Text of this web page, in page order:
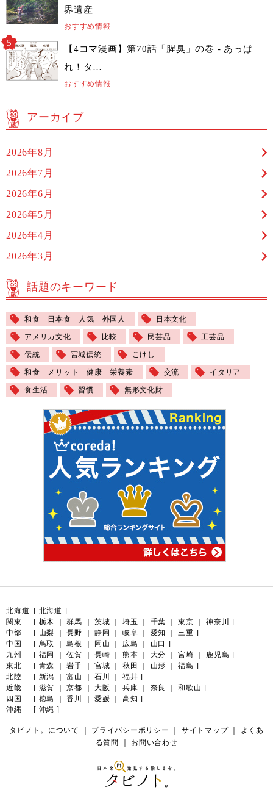
界遺産
おすすめ情報
【4コマ漫画】第70話「腥臭」の巻 - あっぱ
れ！タ…
おすすめ情報
アーカイブ
2026年8月
2026年7月
2026年6月
2026年5月
2026年4月
2026年3月
話題のキーワード
和食 日本食 人気 外国人 日本文化
アメリカ文化 比較 民芸品 工芸品
伝統 宮城伝統 こけし
和食 メリット 健康 栄養素 交流 イタリア
食生活 習慣 無形文化財
北海道 [ 北海道 ]
関東
[ 栃木 ｜群馬 茨城 埼玉 千葉 ｜東京 神奈川
]
中部
[ 山梨 ｜長野 静岡 岐阜 愛知 ｜三重 ]
中国
[ 鳥取 ｜島根 岡山 広島 山口 ]
九州
[ 福岡 ｜佐賀 長崎 熊本 大分 ｜宮崎 鹿児島 ]
東北
[ 青森 ｜岩手 宮城 秋田 山形 ｜福島 ]
北陸
[ 新潟 ｜富山 石川 福井 ]
近畿
[ 滋賀 ｜京都 大阪 兵庫 奈良 ｜和歌山 ]
四国
[ 徳島 ｜香川 愛媛 高知 ]
沖縄
[ 沖縄 ]
タビノト。について プライバシーポリシー サイトマップ｜ よくあ
る質問
お問い合わせ